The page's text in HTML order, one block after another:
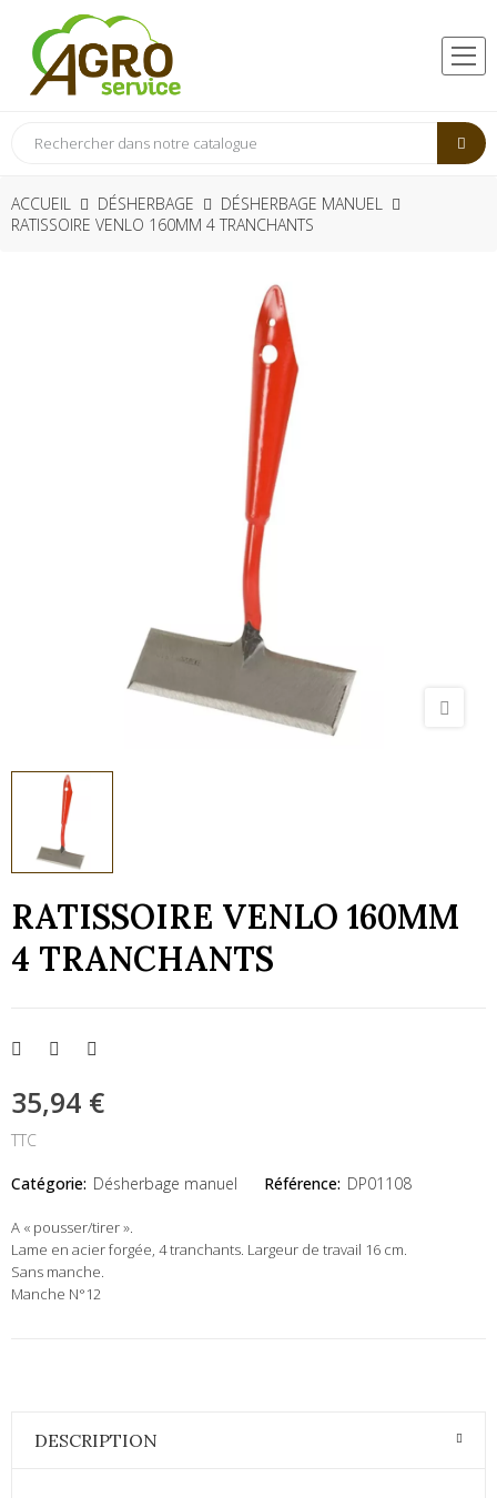
ACCUEIL DÉSHERBAGE
DÉSHERBAGE MANUEL
RATISSOIRE VENLO 160MM 4 TRANCHANTS
RATISSOIRE VENLO 160MM
4 TRANCHANTS
35,94 €
TTC
Catégorie: Désherbage manuel Référence: DP01108
A « pousser/tirer ».
Lame en acier forgée, 4 tranchants. Largeur de travail 16 cm.
Sans manche.
Manche N°12
DESCRIPTION